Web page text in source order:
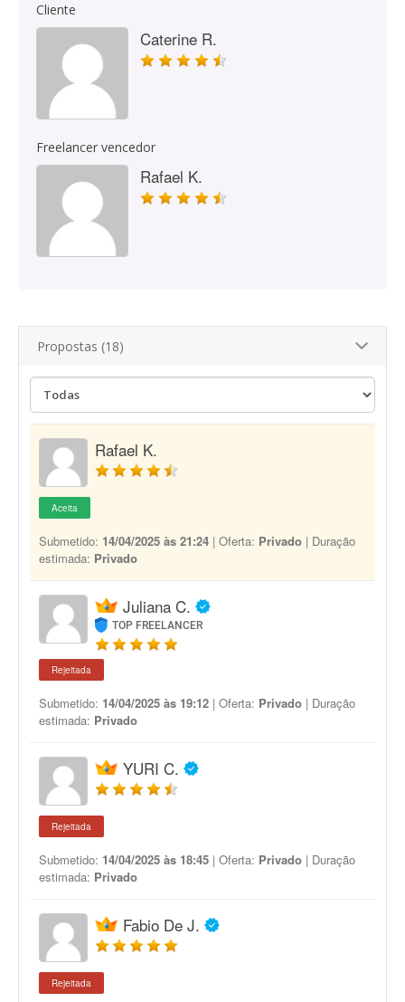
Cliente
Caterine R.
Freelancer vencedor
Rafael K.
Propostas (18)
Rafael K.
Aceita
Submetido: 14/04/2025 às 21:24 | Oferta: Privado | Duração
estimada: Privado
Juliana C.
TOP FREELANCER
Rejeitada
Submetido: 14/04/2025 às 19:12 | Oferta: Privado | Duração
estimada: Privado
YURI C.
Rejeitada
Submetido: 14/04/2025 às 18:45 | Oferta: Privado | Duração
estimada: Privado
Fabio De J.
Rejeitada